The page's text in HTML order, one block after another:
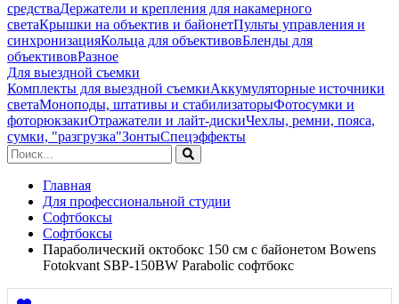
средстваДержатели и крепления для накамерного
светаКрышки на объектив и байонетПульты управления и
синхронизацияКольца для объективовБленды для
объективовРазное
Для выездной съемки
Комплекты для выездной съемкиАккумуляторные источники
светаМоноподы, штативы и стабилизаторыФотосумки и
фоторюкзакиОтражатели и лайт-дискиЧехлы, ремни, пояса,
сумки, "разгрузка"ЗонтыСпецэффекты
Главная
Для профессиональной студии
Софтбоксы
Софтбоксы
Параболический октобокс 150 см с байонетом Bowens
Fotokvant SBP-150BW Parabolic софтбокс